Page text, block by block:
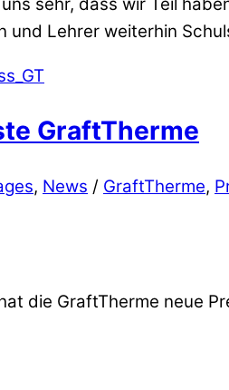
und Lehrer weiterhin
GraftTherme
, News / GraftTherme,
die GraftTherme neue